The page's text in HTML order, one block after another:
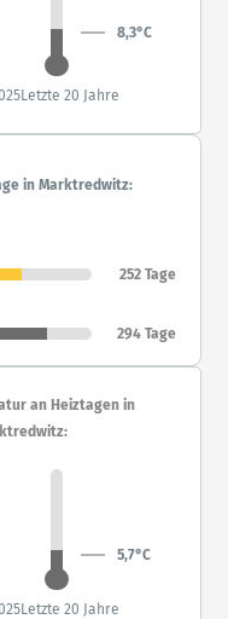
8,3°C
Letzte 20 Jahre
in Marktredwitz:
252 Tage
294 Tage
an Heiztagen in
5,7°C
Letzte 20 Jahre